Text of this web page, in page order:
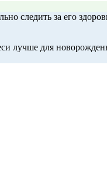
следить за его
лучше для